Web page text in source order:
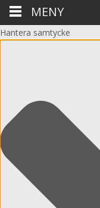
Hantera samtycke
MENY